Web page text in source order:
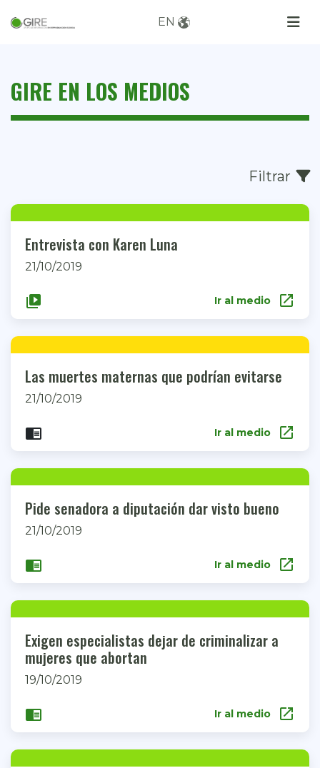
EN
GIRE EN LOS MEDIOS
Filtrar
Entrevista con Karen Luna
21/10/2019
video_library Ir al medio open_in_new
Las muertes maternas que podrían evitarse
21/10/2019
chrome_reader_mode Ir al medio open_in_new
Pide senadora a diputación dar visto bueno
21/10/2019
chrome_reader_mode Ir al medio open_in_new
Exigen especialistas dejar de criminalizar a
mujeres que abortan
19/10/2019
chrome_reader_mode Ir al medio open_in_new